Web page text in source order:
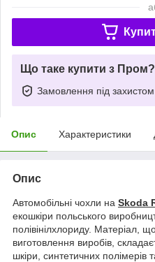
Що таке купити з Пром?
Замовлення під захистом
Опис Характеристики
Опис
Автомобільні чохли на Skoda
екошкіри польського
полівінілхлориду. Матеріал,
виготовлення виробів,
шкіри, синтетичних полімерів